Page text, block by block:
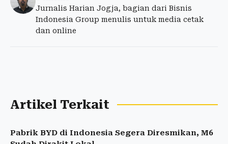
Jurnalis Harian Jogja, bagian dari Bisnis
Indonesia Group menulis untuk media cetak
dan online
Artikel Terkait
Pabrik BYD di Indonesia Segera Diresmikan, M6